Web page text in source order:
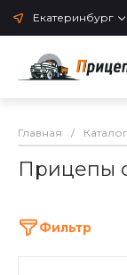
Екатеринбург
Главная /
Прицепы
Фильтр